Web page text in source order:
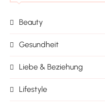
Beauty
Gesundheit
Liebe & Beziehung
Lifestyle